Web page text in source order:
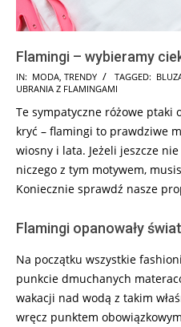
Flamingi – wybieramy
2018-
02-
17
IN: MODA, TRENDY TAGGED:
UBRANIA Z FLAMINGAMI
Te sympatyczne różowe ptaki
kryć – flamingi to prawdziwe
wiosny i lata. Jeżeli jeszcze
niczego z tym motywem,
Koniecznie sprawdź nasze
Flamingi opanowały
Na początku wszystkie
punkcie dmuchanych
wakacji nad wodą z takim
wręcz punktem